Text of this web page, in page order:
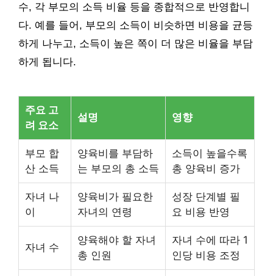
수, 각 부모의 소득 비율 등을 종합적으로 반영합니
다. 예를 들어, 부모의 소득이 비슷하면 비용을 균등
하게 나누고, 소득이 높은 쪽이 더 많은 비율을 부담
하게 됩니다.
주요 고
려 요소
설명 영향
부모 합
산 소득
양육비를 부담하
는 부모의 총 소득
소득이 높을수록
총 양육비 증가
자녀 나
이
양육비가 필요한
자녀의 연령
성장 단계별 필
요 비용 반영
자녀 수
양육해야 할 자녀
총 인원
자녀 수에 따라 1
인당 비용 조정